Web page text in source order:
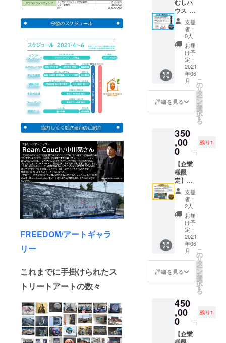
FREEDOM/アートギャラ
リー
これまでに手掛けられたス
トリートアートの数々
レッ
ド）
イ エ
ニータ
イム
セット
Ｂ×１
セット
※色の指
定はで
きませ
◆Roa
m
Couch/
小川亮
さん
ナルポ
スト
カード
×1枚 ※
作品の
指定は
できま
せん
◆Roa
Couch/
小川亮
さんを
サポー
トして
いる東
海圏の
オンラ
イン
ショッ
「FREE
DOM」
内でク
ラウド
ファン
むしハ
ウス ペ
ア２泊
３日無
料宿泊
券 ※み
のむし
ハウス
で宿泊
しなが
ら安八
町を
知って
いただ
けます
は軽車
両を無
料でレ
ンタル
いたし
ます
（食事
の準備
はあり
ませ
ん） ◆
協賛企
業様一
覧看板
に、個
人名
（企業
名）を
記載 ※
記載す
名（企
業名）
をお知
らせく
ださい
支援
者：
0人
お届
け予
定：
2021
年06
月
詳細を見る
こ
の
リ
タ
ー
ン
を
選
択
す
る
350
,00
0 円
残り1
【企業
様限
定】
◆Roa
m
Couch/
小川亮
さんが
今回製
作予定
の壁画
アート
の中
に、企
業名や
ロゴ
などを
上手く
取り入
れて描
きます
支援
者：
2人
お届
け予
定：
2021
年06
月
詳細を見る
こ
の
リ
タ
ー
ン
を
選
択
す
る
450
,00
0 円
残り1
【企業